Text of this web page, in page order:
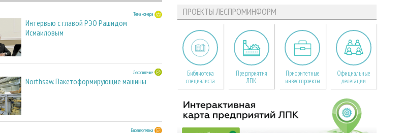
Тема номера
Интервью с главой РЭО Рашидом
Исмаиловым
Лесопиление
Northsaw. Пакетоформирующие машины
Биоэнергетика
ПРОЕКТЫ ЛЕСПРОМИНФОРМ
Библиотека
специалиста
Предприятия
ЛПК
Приоритетные
инвестпроекты
Официальные
делегации